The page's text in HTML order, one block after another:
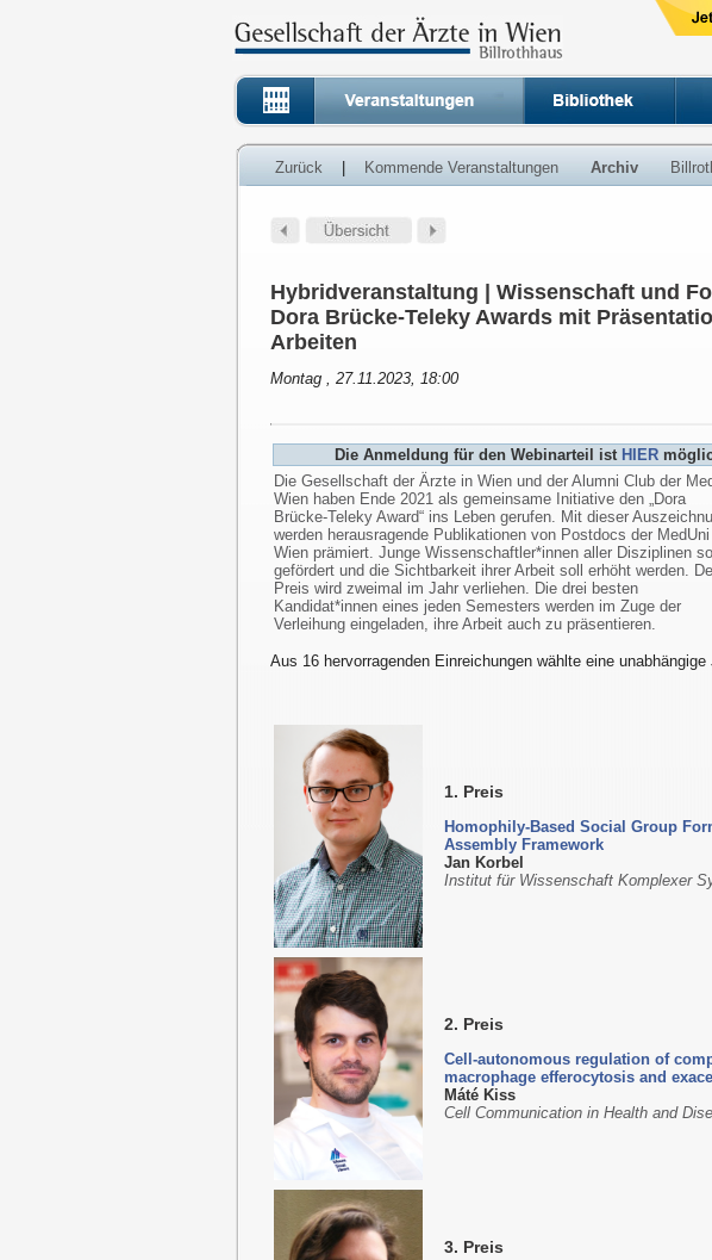
Zurück Kommende Veranstaltungen Archiv
Hybridveranstaltung | Wissenschaft und
Dora Brücke-Teleky Awards mit
Arbeiten
Montag , 27.11.2023, 18:00
Die Anmeldung für den Webinarteil ist HIER
Die Gesellschaft der Ärzte in Wien und der Alumni Club der
Wien haben Ende 2021 als gemeinsame Initiative den „Dora
Brücke-Teleky Award“ ins Leben gerufen. Mit dieser
werden herausragende Publikationen von Postdocs der MedUni
Wien prämiert. Junge Wissenschaftler*innen aller Disziplinen
gefördert und die Sichtbarkeit ihrer Arbeit soll erhöht werden.
Preis wird zweimal im Jahr verliehen. Die drei besten
Kandidat*innen eines jeden Semesters werden im Zuge der
Verleihung eingeladen, ihre Arbeit auch zu präsentieren.
Aus 16 hervorragenden Einreichungen wählte eine
1. Preis
Homophily-Based Social Group
Assembly Framework
Jan Korbel
Institut für Wissenschaft Komplexer
2. Preis
Cell-autonomous regulation of
macrophage efferocytosis and
Máté Kiss
Cell Communication in Health and
3. Preis